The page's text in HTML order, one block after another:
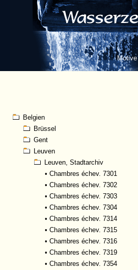
Motive
Belgien
Brüssel
Gent
Leuven
Leuven, Stadtarchiv
• Chambres échev. 7301
• Chambres échev. 7302
• Chambres échev. 7303
• Chambres échev. 7304
• Chambres échev. 7314
• Chambres échev. 7315
• Chambres échev. 7316
• Chambres échev. 7319
• Chambres échev. 7354